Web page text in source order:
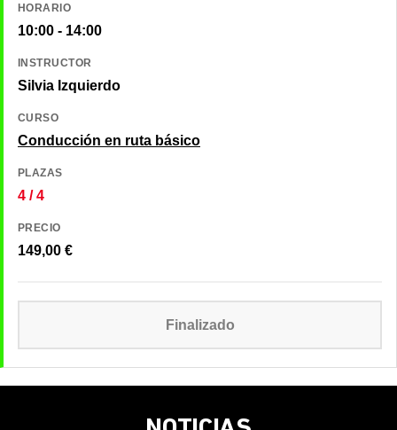
HORARIO
10:00 - 14:00
INSTRUCTOR
Silvia Izquierdo
CURSO
Conducción en ruta básico
PLAZAS
4 / 4
PRECIO
149,00 €
Finalizado